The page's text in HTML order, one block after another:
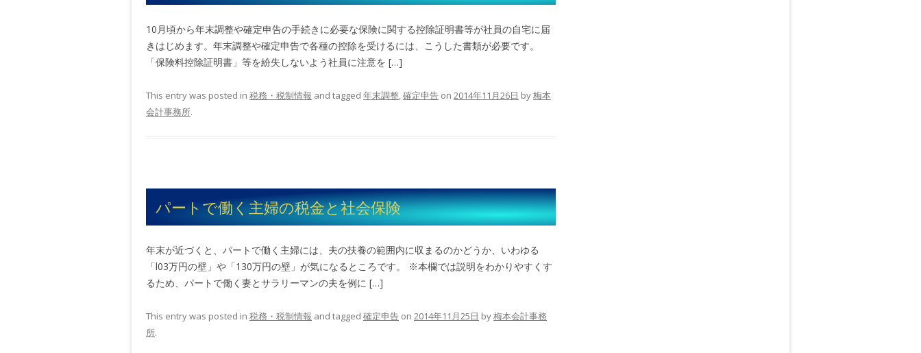
10月頃から年末調整や確定申告の手続きに必要な保険に関する控除証明書等が社員の自宅に届
きはじめます。年末調整や確定申告で各種の控除を受けるには、こうした書類が必要です。
「保険料控除証明書」等を紛失しないよう社員に注意を […]
This entry was posted in 税務・税制情報 and tagged 年末調整,確定申告 on 2014年11月26日 by梅本
会計事務所.
パートで働く主婦の税金と社会保険
年末が近づくと、パートで働く主婦には、夫の扶養の範囲内に収まるのかどうか、いわゆる
「l03万円の壁」や「130万円の壁」が気になるところです。 ※本欄では説明をわかりやすくす
るため、パートで働く妻とサラリーマンの夫を例に […]
This entry was posted in 税務・税制情報 and tagged 確定申告 on 2014年11月25日 by梅本会計事務
所.